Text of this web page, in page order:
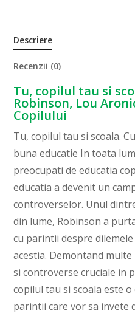
Descriere
Recenzii (0)
Tu, copilul tau si
Robinson, Lou
Copilului
Tu, copilul tau si scoala.
buna educatie In toata
preocupati de educatia
educatia a devenit un
controverselor. Unul
din lume, Robinson a
cu parintii despre
acestia. Demontand
si controverse cruciale in
copilul tau si scoala este
parintii care vor sa invete